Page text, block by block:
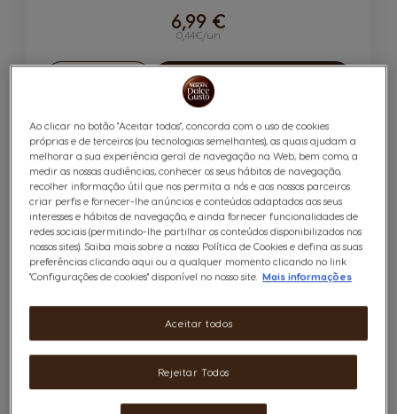
0,44€/un
6,99 €
Aumentar
ADICIONAR AO CARRINHO
INTENSIDADE6
Lungo 16 Cápsulas
Cápsulas:x16
Equilibrado e torrado
Ao clicar no botão "Aceitar todos", concorda com o uso de cookies
próprias e de terceiros (ou tecnologias semelhantes), as quais ajudam a
melhorar a sua experiência geral de navegação na Web, bem como, a
medir as nossas audiências, conhecer os seus hábitos de navegação,
recolher informação útil que nos permita a nós e aos nossos parceiros
criar perfis e fornecer-lhe anúncios e conteúdos adaptados aos seus
interesses e hábitos de navegação, e ainda fornecer funcionalidades de
redes sociais (permitindo-lhe partilhar os conteúdos disponibilizados nos
nossos sites). Saiba mais sobre a nossa Política de Cookies e defina as suas
preferências clicando aqui ou a qualquer momento clicando no link
"Configurações de cookies" disponível no nosso site. Mais informações
Rejeitar Todos
Aceitar todos